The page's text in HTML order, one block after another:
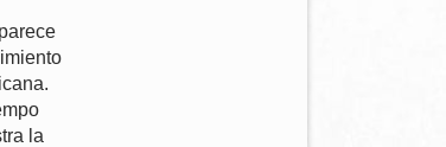
la